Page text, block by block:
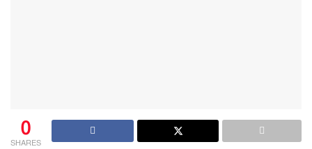
0
SHARES